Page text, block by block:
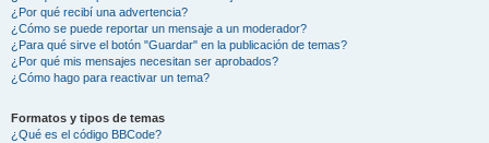
¿Por qué recibí una advertencia?
¿Cómo se puede reportar un mensaje a un moderador?
¿Para qué sirve el botón "Guardar" en la publicación de temas?
¿Por qué mis mensajes necesitan ser aprobados?
¿Cómo hago para reactivar un tema?
Formatos y tipos de temas
¿Qué es el código BBCode?